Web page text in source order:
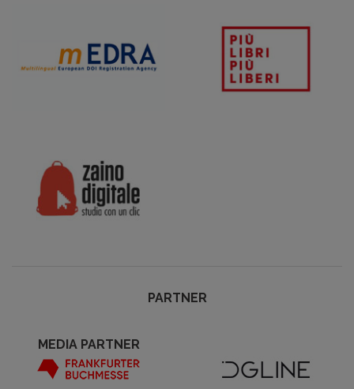
PARTNER
MEDIA PARTNER